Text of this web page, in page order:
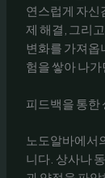
연스럽게 자신
제 해결, 그리
변화를 가져옵
험을 쌓아 나
피드백을 통한
노도알바에서
니다. 상사나